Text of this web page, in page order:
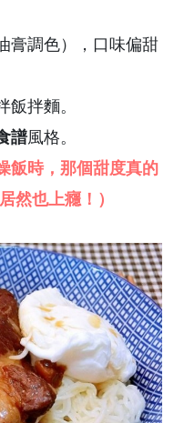
膏調色），口味偏甜
拌麵。
譜風格。
飯時，那個甜度真的
然也上癮！）